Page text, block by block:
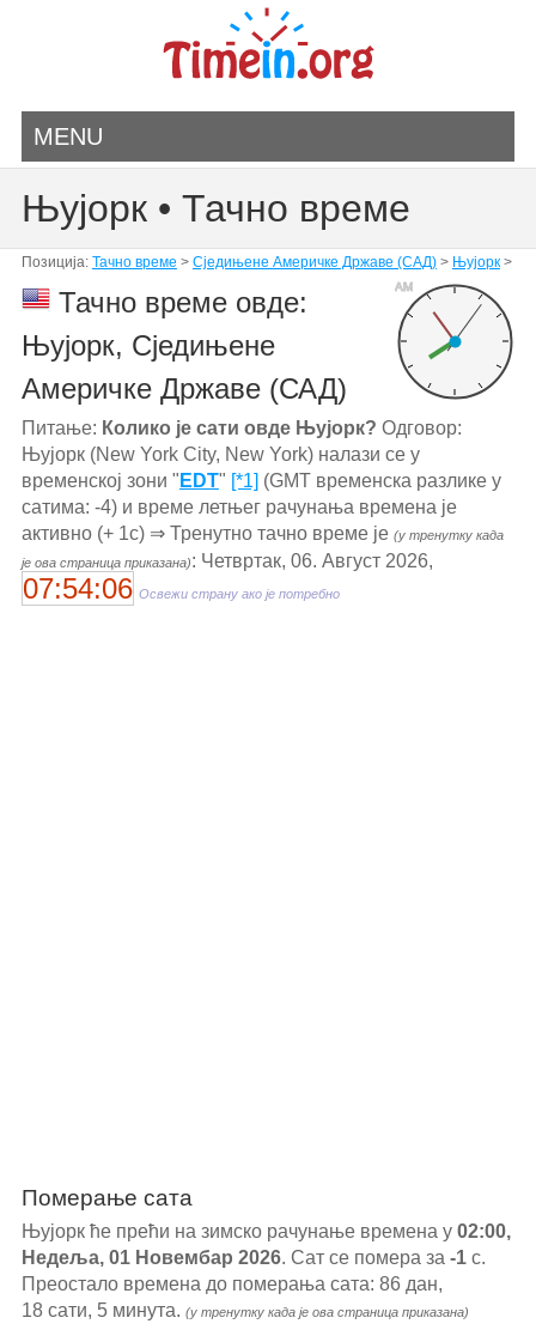
MENU
Њујорк • Тачно време
Позиција: Тачно време > Сједињене Америчке Државе (САД)> Њујорк>
AM
Тачно време овде:
Њујорк, Сједињене
Америчке Државе (САД)
Питање: Колико је сати овде Њујорк? Одговор:
Њујорк (New York City, New York) налази се у
временској зони " EDT" [*1] (GMT временска разлике у
сатима: -4) и време летњег рачунања времена је
активно (+ 1с) ⇒ Тренутно тачно време је (у тренутку када
је ова страница приказана): Четвртак, 06. Август 2026,
07:54:06 Освежи страну ако је потребно
Померање сата
Њујорк ће прећи на зимско рачунање времена у 02:00,
Недеља, 01 Новембар 2026. Сат се помера за -1с.
Преостало времена до померања сата: 86 дан,
18 сати, 5 минута. (у тренутку када је ова страница приказана)